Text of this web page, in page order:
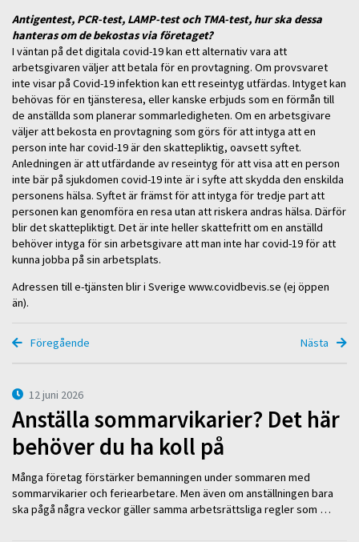
Antigentest, PCR-test, LAMP-test och TMA-test, hur ska dessa
hanteras om de bekostas via företaget?
I väntan på det digitala covid-19 kan ett alternativ vara att
arbetsgivaren väljer att betala för en provtagning. Om provsvaret
inte visar på Covid-19 infektion kan ett reseintyg utfärdas. Intyget kan
behövas för en tjänsteresa, eller kanske erbjuds som en förmån till
de anställda som planerar sommarledigheten. Om en arbetsgivare
väljer att bekosta en provtagning som görs för att intyga att en
person inte har covid-19 är den skattepliktig, oavsett syftet.
Anledningen är att utfärdande av reseintyg för att visa att en person
inte bär på sjukdomen covid-19 inte är i syfte att skydda den enskilda
personens hälsa. Syftet är främst för att intyga för tredje part att
personen kan genomföra en resa utan att riskera andras hälsa. Därför
blir det skattepliktigt. Det är inte heller skattefritt om en anställd
behöver intyga för sin arbetsgivare att man inte har covid-19 för att
kunna jobba på sin arbetsplats.
Adressen till e-tjänsten blir i Sverige www.covidbevis.se (ej öppen
än).
Föregående Nästa
12 juni 2026
Anställa sommarvikarier? Det här
behöver du ha koll på
Många företag förstärker bemanningen under sommaren med
sommarvikarier och feriearbetare. Men även om anställningen bara
ska pågå några veckor gäller samma arbetsrättsliga regler som …